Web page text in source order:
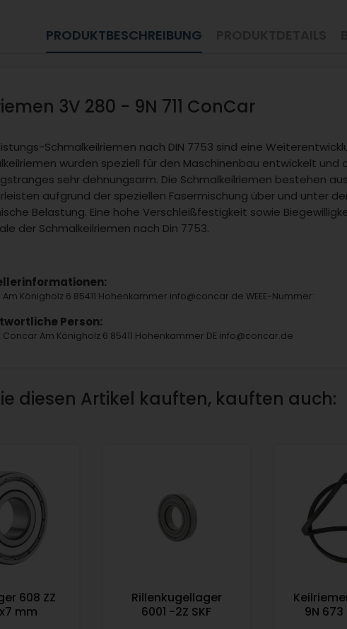
PRODUKTBESCHREIBUNG
3V 280 - 9N 711 ConCar
Schmalkeilriemen nach DIN 7753 sind eine
wurden speziell für den Maschinenbau entwickelt und
sehr dehnungsarm. Die Schmalkeilriemen bestehen
aufgrund der speziellen Fasermischung über und unter
Belastung. Eine hohe Verschleißfestigkeit sowie
der Schmalkeilriemen nach Din 7753.
Königholz 6 85411 Hohenkammer info@concar.de WEEE-Nummer:
Person:
Am Königholz 6 85411 Hohenkammer DE info@concar.de
diesen Artikel kauften, kauften auch:
608 ZZ
mm
Rillenkugellager
6001 -2Z SKF
9N